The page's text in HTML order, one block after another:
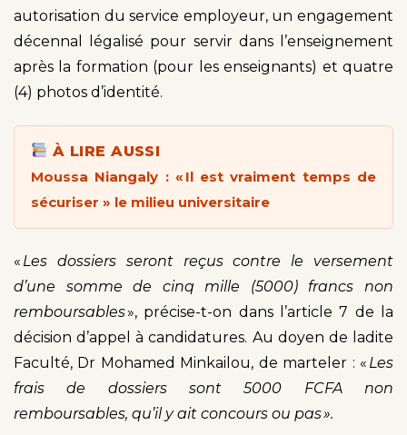
autorisation du service employeur, un engagement
décennal légalisé pour servir dans l’enseignement
après la formation (pour les enseignants) et quatre
(4) photos d’identité.
À LIRE AUSSI
Moussa Niangaly : « Il est vraiment temps de
sécuriser » le milieu universitaire
« Les dossiers seront reçus contre le versement
d’une somme de cinq mille (5000) francs non
remboursables», précise-t-on dans l’article 7 de la
décision d’appel à candidatures. Au doyen de ladite
Faculté, Dr Mohamed Minkailou, de marteler : « Les
frais de dossiers sont 5000 FCFA non
remboursables, qu’il y ait concours ou pas ».